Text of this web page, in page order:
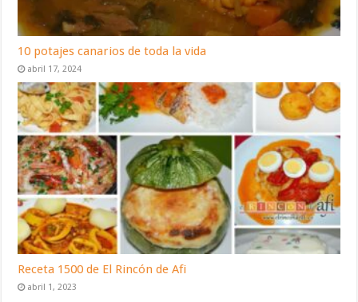
10 potajes canarios de toda la vida
abril 17, 2024
Receta 1500 de El Rincón de Afi
abril 1, 2023